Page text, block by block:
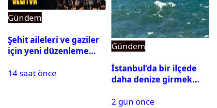
Gündem
Şehit aileleri ve gaziler
için yeni düzenleme
14 saat önce
Gündem
İstanbul’da bir ilçede
daha denize girmek
2 gün önce